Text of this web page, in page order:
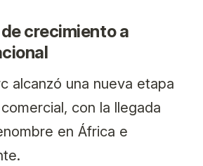
crecimiento a
alcanzó una nueva etapa
con la llegada
en África e